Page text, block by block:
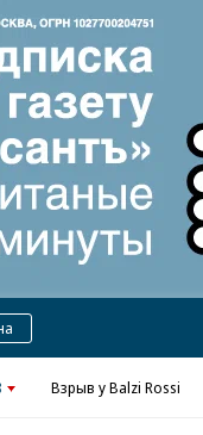
Взрыв у Balzi Rossi